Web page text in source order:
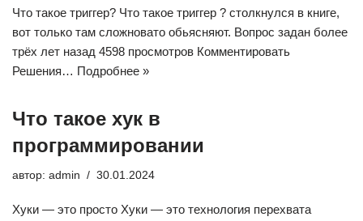
Что такое триггер? Что такое триггер ? столкнулся в книге,
вот только там сложновато обьясняют. Вопрос задан более
трёх лет назад 4598 просмотров Комментировать
Решения… Подробнее »
Что такое хук в
программировании
автор: admin 30.01.2024
Хуки — это просто Хуки — это технология перехвата